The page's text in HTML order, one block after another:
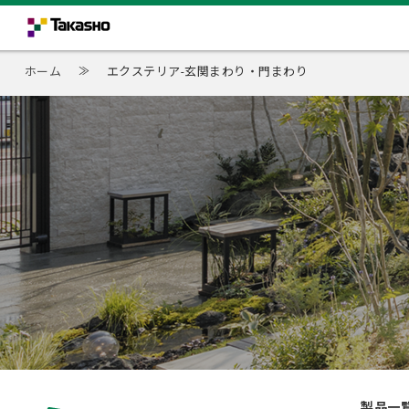
ホーム ≫ エクステリア-玄関まわり・門まわり